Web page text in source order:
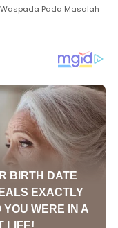
Waspada Pada Masalah